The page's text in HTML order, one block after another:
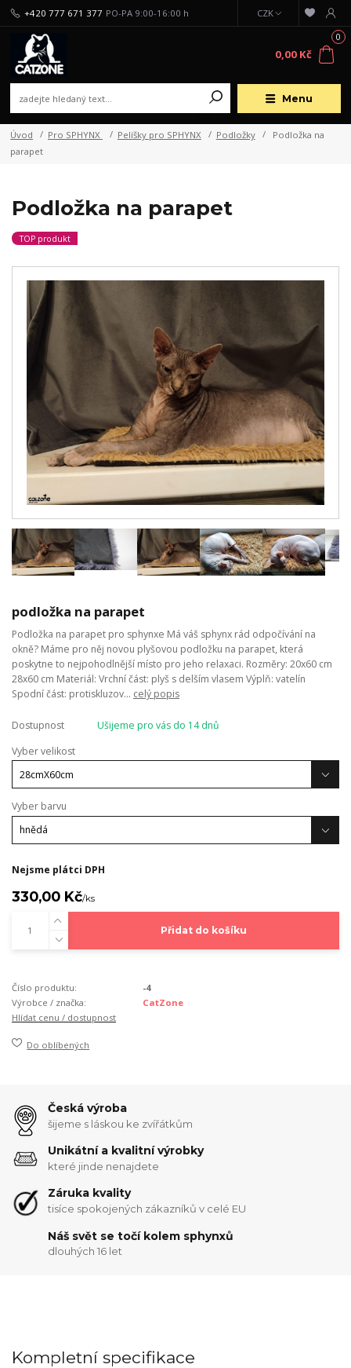
Menu
CZK
+420 777 671 377 PO-PA 9:00-16:00 h
0
0,00 Kč
Úvod Pro SPHYNX Pelíšky pro SPHYNX Podložky
Podložka na
parapet
Podložka na parapet
TOP produkt
podložka na parapet
Podložka na parapet pro sphynxe Má váš sphynx rád odpočívání na
okně? Máme pro něj novou plyšovou podložku na parapet, která
poskytne to nejpohodlnější místo pro jeho relaxaci. Rozměry: 20x60 cm
28x60 cm Materiál: Vrchní část: plyš s delším vlasem Výplň: vatelín
Spodní část: protiskluzov... celý popis
Dostupnost
Ušijeme pro vás do 14 dnů
Vyber velikost
Vyber barvu
Nejsme plátci DPH
330,00 Kč/ks
Přidat do košíku
Číslo produktu:
-4
Výrobce / značka:
CatZone
Hlídat cenu / dostupnost
Do oblíbených
Česká výroba
šijeme s láskou ke zvířátkům
Unikátní a kvalitní výrobky
které jinde nenajdete
Záruka kvality
tisíce spokojených zákazníků v celé EU
Náš svět se točí kolem sphynxů
dlouhých 16 let
Kompletní specifikace